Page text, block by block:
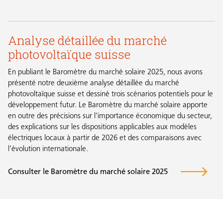
Analyse détaillée du marché
photovoltaïque suisse
En publiant le Baromètre du marché solaire 2025, nous avons
présenté notre deuxième analyse détaillée du marché
photovoltaïque suisse et dessiné trois scénarios potentiels pour le
développement futur. Le Baromètre du marché solaire apporte
en outre des précisions sur l’importance économique du secteur,
des explications sur les dispositions applicables aux modèles
électriques locaux à partir de 2026 et des comparaisons avec
l’évolution internationale.
Consulter le Baromètre du marché solaire 2025